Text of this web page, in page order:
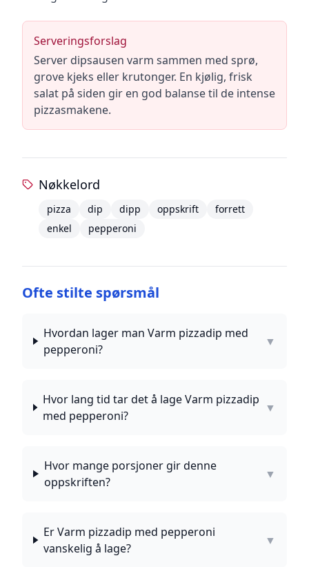
Serveringsforslag
Server dipsausen varm sammen med sprø,
grove kjeks eller krutonger. En kjølig, frisk
salat på siden gir en god balanse til de intense
pizzasmakene.
Nøkkelord
pizza dip dipp oppskrift
forrett
enkel
pepperoni
Ofte stilte spørsmål
Hvordan lager man Varm pizzadip med
pepperoni?
▼
Hvor lang tid tar det å lage Varm pizzadip
med pepperoni?
▼
Hvor mange porsjoner gir denne
oppskriften?
▼
Er Varm pizzadip med pepperoni
vanskelig å lage?
▼